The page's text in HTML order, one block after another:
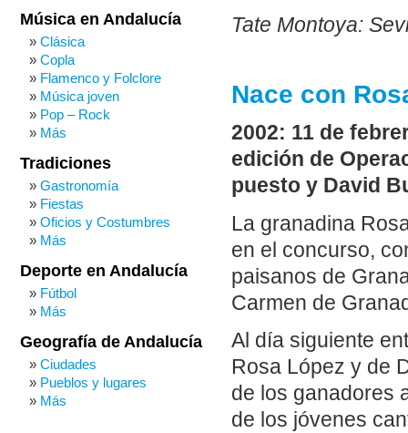
Tate Montoya:
Nace con
2002: 11 de
edición de
puesto y David
La granadina
en el concurso,
paisanos de
Carmen de
Al día siguiente
Rosa López y de
de los ganadores
de los jóvenes
Música en Andalucía
Clásica
Copla
Flamenco y Folclore
Música joven
Pop – Rock
Más
Tradiciones
Gastronomía
Fiestas
Oficios y Costumbres
Más
Deporte en Andalucía
Fútbol
Más
Geografía de Andalucía
Ciudades
Pueblos y lugares
Más